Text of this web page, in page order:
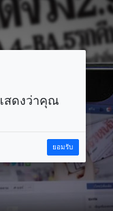
สดงว่าคุณ
ยอมรับ